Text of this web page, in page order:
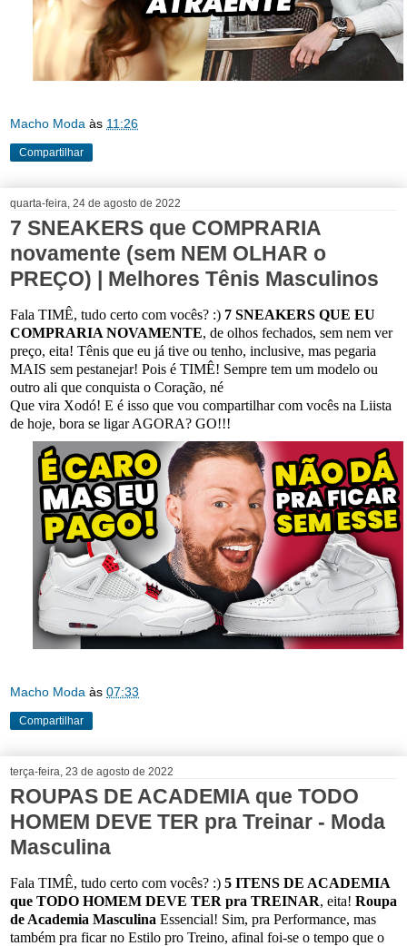
Macho Moda às 11:26
Compartilhar
quarta-feira, 24 de agosto de 2022
7 SNEAKERS que COMPRARIA
novamente (sem NEM OLHAR o
PREÇO) | Melhores Tênis Masculinos
Fala TIMÊ, tudo certo com vocês? :) 7 SNEAKERS QUE EU
COMPRARIA NOVAMENTE, de olhos fechados, sem nem ver
preço, eita! Tênis que eu já tive ou tenho, inclusive, mas pegaria
MAIS sem pestanejar! Pois é TIMÊ! Sempre tem um modelo ou
outro ali que conquista o Coração, né
Que vira Xodó! E é isso que vou compartilhar com vocês na Liista
de hoje, bora se ligar AGORA? GO!!!
Macho Moda às 07:33
Compartilhar
terça-feira, 23 de agosto de 2022
ROUPAS DE ACADEMIA que TODO
HOMEM DEVE TER pra Treinar - Moda
Masculina
Fala TIMÊ, tudo certo com vocês? :) 5 ITENS DE ACADEMIA
que TODO HOMEM DEVE TER pra TREINAR, eita! Roupa
de Academia Masculina Essencial! Sim, pra Performance, mas
também pra ficar no Estilo pro Treino, afinal foi-se o tempo que o